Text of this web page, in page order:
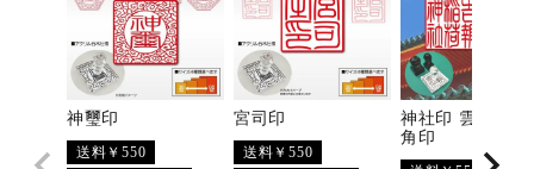
神璽印
送料￥550
宮司印
送料￥550
神社印 雲型 通
角印